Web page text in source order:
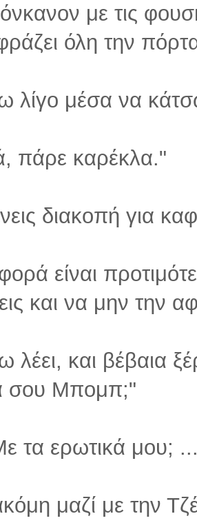
με τις
όλη την
λίγο μέσα να
πάρε καρέκλα."
διακοπή για
είναι
και να μην την
λέει, και βέβαια
σου Μπομπ;"
τα ερωτικά μου;
μαζί με την